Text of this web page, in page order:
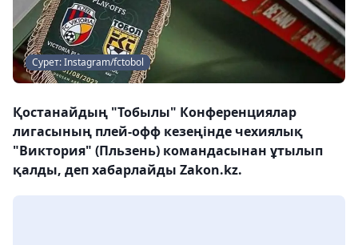
Сурет: Instagram/fctobol
Қостанайдың "Тобылы" Конференциялар
лигасының плей-офф кезеңінде чехиялық
"Виктория" (Пльзень) командасынан ұтылып
қалды, деп хабарлайды Zakon.kz.